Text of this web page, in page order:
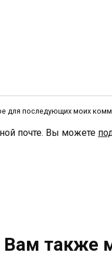
для последующих моих
почте. Вы можете
Вам также